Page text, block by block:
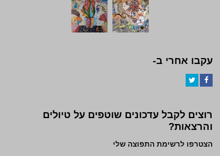
עקבו אחרי ב-
רוצים לקבל עדכונים שוטפים על טיולים
והרצאות?
הצטרפו לרשימת התפוצה שלי